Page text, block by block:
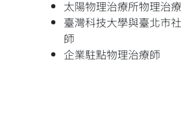
太陽物理治療所物理治
臺灣科技大學與臺北市
師
企業駐點物理治療師